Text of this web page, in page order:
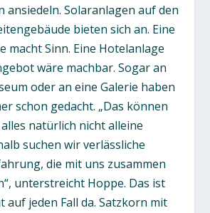
ansiedeln. Solaranlagen auf den
bieten sich an. Eine
macht Sinn. Eine Hotelanlage
wäre machbar. Sogar an
oder an eine Galerie haben
schon gedacht. „Das können
natürlich nicht alleine
suchen wir verlässliche
die mit uns zusammen
unterstreicht Hoppe. Das ist
auf jeden Fall da. Satzkorn mit